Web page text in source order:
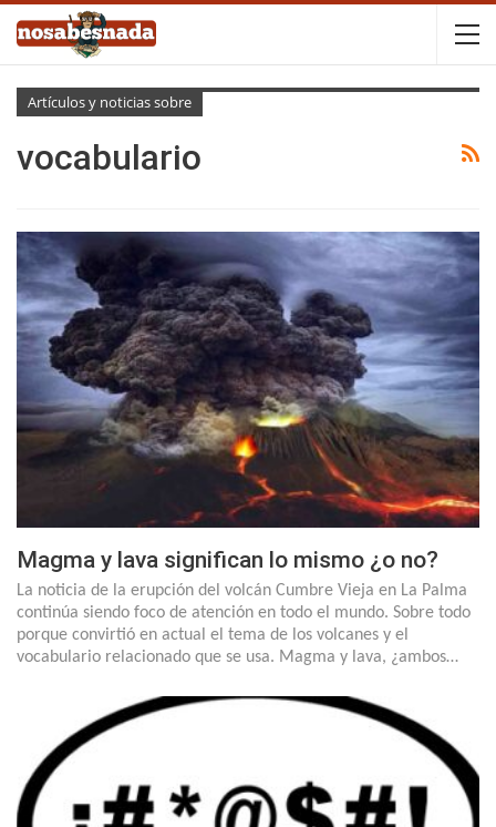
Artículos y noticias sobre
vocabulario
Magma y lava significan lo mismo ¿o no?
La noticia de la erupción del volcán Cumbre Vieja en La Palma
continúa siendo foco de atención en todo el mundo. Sobre todo
porque convirtió en actual el tema de los volcanes y el
vocabulario relacionado que se usa. Magma y lava, ¿ambos…